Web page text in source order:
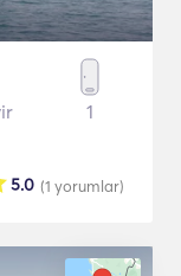
1
(1 yorumlar)
5.0